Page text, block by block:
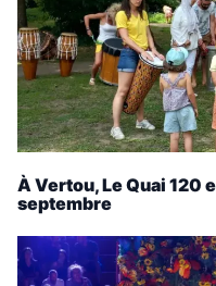
À Vertou, Le Quai 120
septembre